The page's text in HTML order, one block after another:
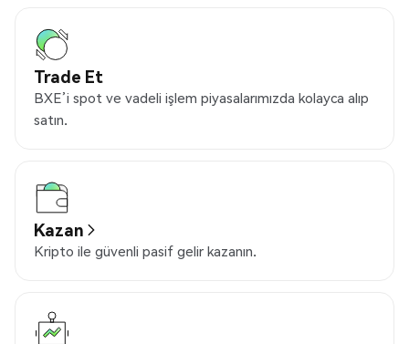
Trade Et
BXE’i spot ve vadeli işlem piyasalarımızda kolayca alıp
satın.
Kazan
Kripto ile güvenli pasif gelir kazanın.